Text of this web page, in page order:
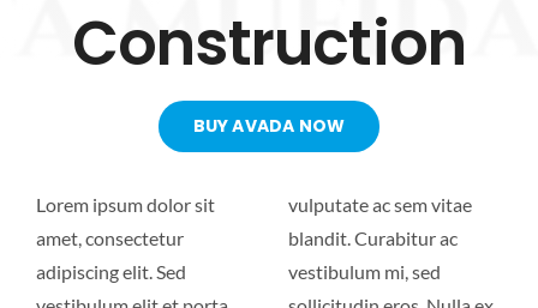
Construction
BUY AVADA NOW
Lorem ipsum dolor sit
amet, consectetur
adipiscing elit. Sed
vulputate ac sem vitae
blandit. Curabitur ac
vestibulum mi, sed